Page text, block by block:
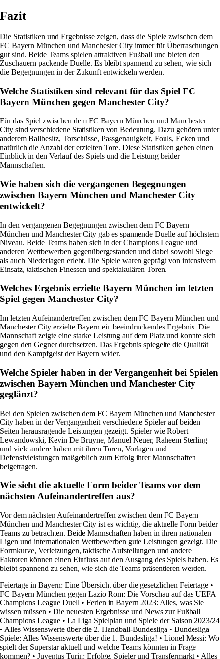
Fazit
Die Statistiken und Ergebnisse zeigen, dass die Spiele zwischen dem
FC Bayern München und Manchester City immer für Überraschungen
gut sind. Beide Teams spielen attraktiven Fußball und bieten den
Zuschauern packende Duelle. Es bleibt spannend zu sehen, wie sich
die Begegnungen in der Zukunft entwickeln werden.
Welche Statistiken sind relevant für das Spiel FC
Bayern München gegen Manchester City?
Für das Spiel zwischen dem FC Bayern München und Manchester
City sind verschiedene Statistiken von Bedeutung. Dazu gehören unter
anderem Ballbesitz, Torschüsse, Passgenauigkeit, Fouls, Ecken und
natürlich die Anzahl der erzielten Tore. Diese Statistiken geben einen
Einblick in den Verlauf des Spiels und die Leistung beider
Mannschaften.
Wie haben sich die vergangenen Begegnungen
zwischen Bayern München und Manchester City
entwickelt?
In den vergangenen Begegnungen zwischen dem FC Bayern
München und Manchester City gab es spannende Duelle auf höchstem
Niveau. Beide Teams haben sich in der Champions League und
anderen Wettbewerben gegenübergestanden und dabei sowohl Siege
als auch Niederlagen erlebt. Die Spiele waren geprägt von intensivem
Einsatz, taktischen Finessen und spektakulären Toren.
Welches Ergebnis erzielte Bayern München im letzten
Spiel gegen Manchester City?
Im letzten Aufeinandertreffen zwischen dem FC Bayern München und
Manchester City erzielte Bayern ein beeindruckendes Ergebnis. Die
Mannschaft zeigte eine starke Leistung auf dem Platz und konnte sich
gegen den Gegner durchsetzen. Das Ergebnis spiegelte die Qualität
und den Kampfgeist der Bayern wider.
Welche Spieler haben in der Vergangenheit bei Spielen
zwischen Bayern München und Manchester City
geglänzt?
Bei den Spielen zwischen dem FC Bayern München und Manchester
City haben in der Vergangenheit verschiedene Spieler auf beiden
Seiten herausragende Leistungen gezeigt. Spieler wie Robert
Lewandowski, Kevin De Bruyne, Manuel Neuer, Raheem Sterling
und viele andere haben mit ihren Toren, Vorlagen und
Defensivleistungen maßgeblich zum Erfolg ihrer Mannschaften
beigetragen.
Wie sieht die aktuelle Form beider Teams vor dem
nächsten Aufeinandertreffen aus?
Vor dem nächsten Aufeinandertreffen zwischen dem FC Bayern
München und Manchester City ist es wichtig, die aktuelle Form beider
Teams zu betrachten. Beide Mannschaften haben in ihren nationalen
Ligen und internationalen Wettbewerben gute Leistungen gezeigt. Die
Formkurve, Verletzungen, taktische Aufstellungen und andere
Faktoren können einen Einfluss auf den Ausgang des Spiels haben. Es
bleibt spannend zu sehen, wie sich die Teams präsentieren werden.
Feiertage in Bayern: Eine Übersicht über die gesetzlichen Feiertage •
FC Bayern München gegen Lazio Rom: Die Vorschau auf das UEFA
Champions League Duell • Ferien in Bayern 2023: Alles, was Sie
wissen müssen • Die neuesten Ergebnisse und News zur Fußball
Champions League • La Liga Spielplan und Spiele der Saison 2023/24
• Alles Wissenswerte über die 2. Handball-Bundesliga • Bundesliga
Spiele: Alles Wissenswerte über die 1. Bundesliga! • Lionel Messi: Wo
spielt der Superstar aktuell und welche Teams könnten in Frage
kommen? • Juventus Turin: Erfolge, Spieler und Transfermarkt • Alles